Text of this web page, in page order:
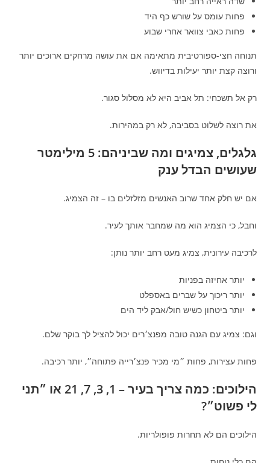
פחות עומס על שורש כף היד
פחות כאבי צוואר אחרי שבוע
תנוחה חצי-ספורטיבית מתאימה אם את עושה מרחקים ארוכים יותר
ורוצה קצת יותר יעילות בדיווש.
רק אל תשכחי: תל אביב היא לא מסלול סגור.
את רוצה לשלוט בסביבה, לא רק במהירות.
גלגלים, צמיגים ומה שביניהם: 5 מילימטר
שעושים הבדל ענק
אם יש חלק אחד שרוב האנשים מזלזלים בו – זה הצמיג.
וחבל, כי הצמיג הוא מה שמחבר אותך לעיר.
לרכיבה עירונית, צמיג מעט רחב יותר נותן:
יותר אחיזה בפניות
יותר ריכוך על שברים באספלט
יותר ביטחון כשיש חול/אבק ליד הים
וגם: צמיג עם הגנה טובה מפנצ׳רים יכול להציל לך בוקר שלם.
פחות עצירות, פחות ״מי מכיר פנצ׳רייה פתוחה״, יותר רכיבה.
הילוכים: כמה צריך בעיר – 1, 3, 7, 21 או ״תני
לי פשוט״?
הילוכים הם לא תחרות פופולריות.